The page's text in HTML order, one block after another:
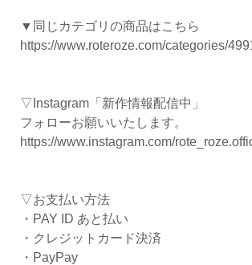
▼同じカテゴリの商品はこちら
https://www.roteroze.com/categories/
▽Instagram「新作情報配信中」
フォローお願いいたします。
https://www.instagram.com/
▽お支払い方法
・PAY ID あと払い
・クレジットカード決済
・PayPay